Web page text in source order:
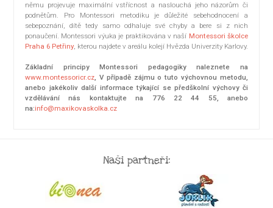
němu projevuje maximální vstřícnost a naslouchá jeho názorům či
podnětům. Pro Montessori metodiku je důležité sebehodnocení a
sebepoznání, dítě tedy samo odhaluje své chyby a bere si z nich
ponaučení. Montessori výuka je praktikována v naší Montessori školce
Praha 6 Petřiny, kterou najdete v areálu kolejí Hvězda Univerzity Karlovy.
Základní principy Montessori pedagogiky naleznete na
www.montessoricr.cz, V případě zájmu o tuto výchovnou metodu,
anebo jakékoliv další informace týkající se předškolní výchovy či
vzdělávání nás kontaktujte na 776 22 44 55, anebo
na:info@maxikovaskolka.cz
Naši partneři: